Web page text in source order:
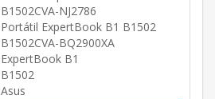
B1502CVA-NJ2786
Portátil ExpertBook B1 B1502
B1502CVA-BQ2900XA
ExpertBook B1
B1502
Asus